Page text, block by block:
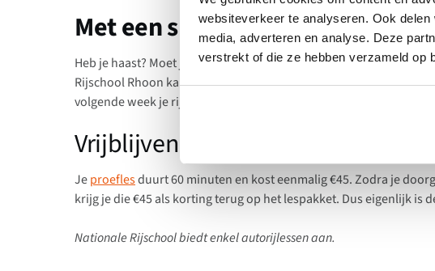
websiteverkeer te analyseren. Ook
media, adverteren en analyse. Deze
verstrekt of die ze hebben verzameld op
Met een spoedcursus je
Heb je haast? Moet je je rijbewijs dringend halen voor die ene
Rijschool Rhoon kan je snel je rijbewijs halen met despoedcursus
volgende week je rijbewijs in handen!
Vrijblijvende proefles
Jeproeflesduurt 60 minuten en kost eenmalig €45. Zodra je
krijg je die €45 als korting terug op het lespakket. Dus eigenlijk is
Nationale Rijschool biedt enkel autorijlessen aan.